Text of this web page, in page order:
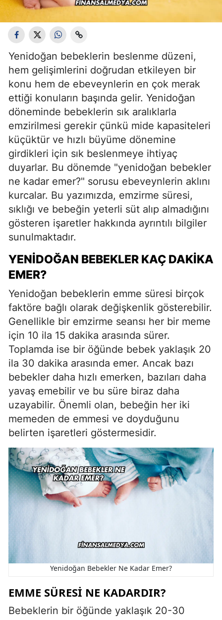
Yenidoğan bebeklerin beslenme düzeni,
hem gelişimlerini doğrudan etkileyen bir
konu hem de ebeveynlerin en çok merak
ettiği konuların başında gelir. Yenidoğan
döneminde bebeklerin sık aralıklarla
emzirilmesi gerekir çünkü mide kapasiteleri
küçüktür ve hızlı büyüme dönemine
girdikleri için sık beslenmeye ihtiyaç
duyarlar. Bu dönemde "yenidoğan bebekler
ne kadar emer?" sorusu ebeveynlerin aklını
kurcalar. Bu yazımızda, emzirme süresi,
sıklığı ve bebeğin yeterli süt alıp almadığını
gösteren işaretler hakkında ayrıntılı bilgiler
sunulmaktadır.
YENIDOĞAN BEBEKLER KAÇ DAKIKA
EMER?
Yenidoğan bebeklerin emme süresi birçok
faktöre bağlı olarak değişkenlik gösterebilir.
Genellikle bir emzirme seansı her bir meme
için 10 ila 15 dakika arasında sürer.
Toplamda ise bir öğünde bebek yaklaşık 20
ila 30 dakika arasında emer. Ancak bazı
bebekler daha hızlı emerken, bazıları daha
yavaş emebilir ve bu süre biraz daha
uzayabilir. Önemli olan, bebeğin her iki
memeden de emmesi ve doyduğunu
belirten işaretleri göstermesidir.
Yenidoğan Bebekler Ne Kadar Emer?
EMME SÜRESI NE KADARDIR?
Bebeklerin bir öğünde yaklaşık 20-30